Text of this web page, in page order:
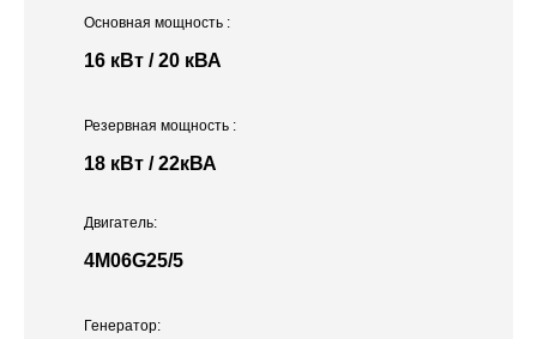
Основная мощность :
16 кВт / 20 кВА
Двигатель:
4M06G25/5
Резервная мощность :
18 кВт / 22кВА
Генератор: